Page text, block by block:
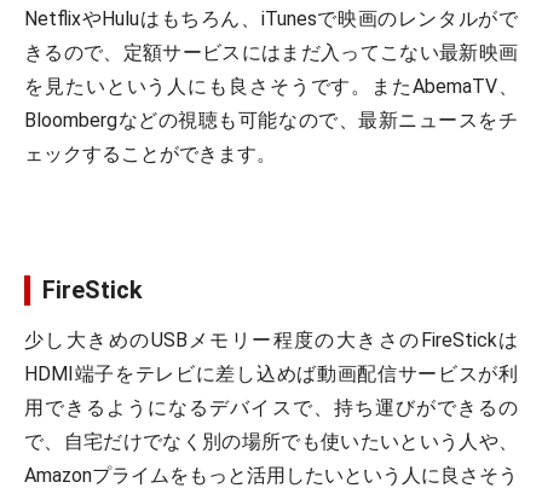
NetflixやHuluはもちろん、iTunesで映画のレンタルがで
きるので、定額サービスにはまだ入ってこない最新映画
を見たいという人にも良さそうです。またAbemaTV、
Bloombergなどの視聴も可能なので、最新ニュースをチ
ェックすることができます。
FireStick
少し大きめのUSBメモリー程度の大きさのFireStickは
HDMI端子をテレビに差し込めば動画配信サービスが利
用できるようになるデバイスで、持ち運びができるの
で、自宅だけでなく別の場所でも使いたいという人や、
Amazonプライムをもっと活用したいという人に良さそう